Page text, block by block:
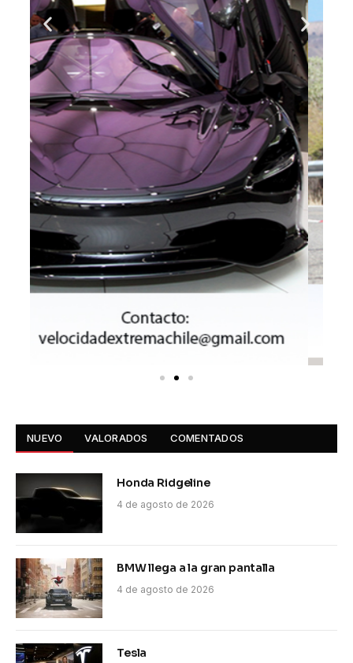
NUEVO VALORADOS COMENTADOS
Honda Ridgeline
4 de agosto de 2026
BMW llega a la gran pantalla
4 de agosto de 2026
Tesla